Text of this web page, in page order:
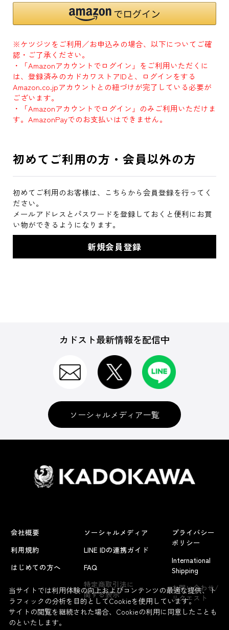
※ケツジツをご利用／お申込みの場合、以下についてご確
認・ご了承ください。
・「Amazonアカウントでログイン」をご利用いただくに
は、登録済みのカドカワストアIDと、ログインをする
Amazon.co.jpアカウントとの紐づけが完了している必要が
ございます。
・「Amazonアカウントでログイン」のみご利用いただけま
す。AmazonPayでのお支払いはできません。
初めてご利用の方・会員以外の方
初めてご利用のお客様は、こちらから会員登録を行ってく
ださい。
メールアドレスとパスワードを登録しておくと便利にお買
い物ができるようになります。
カドスト最新情報を配信中
ソーシャルメディア一覧
会社概要
利用規約
はじめての方へ
ソーシャルメディア
LINE IDの連携ガイド
FAQ
特定商取引法に
関する表示
プライバシー
ポリシー
International
Shipping
お問い合わせ/
リクエスト
当サイトでは利用体験の向上およびコンテンツの最適な提供、ト
ラフィックの分析を目的としてCookieを使用しています。
サイトの閲覧を継続された場合、Cookieの利用に同意したことも
のといたします。